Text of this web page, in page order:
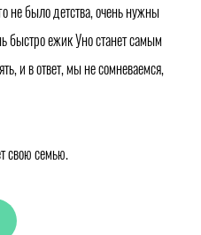
не было детства, очень нужны
быстро ежик Уно станет самым
и в ответ, мы не сомневаемся,
свою семью.